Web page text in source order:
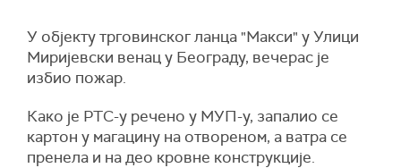
У објекту трговинског ланца "Макси" у Улици
Миријевски венац у Београду, вечерас је
избио пожар.
Како је РТС-у речено у МУП-у, запалио се
картон у магацину на отвореном, а ватра се
пренела и на део кровне конструкције.